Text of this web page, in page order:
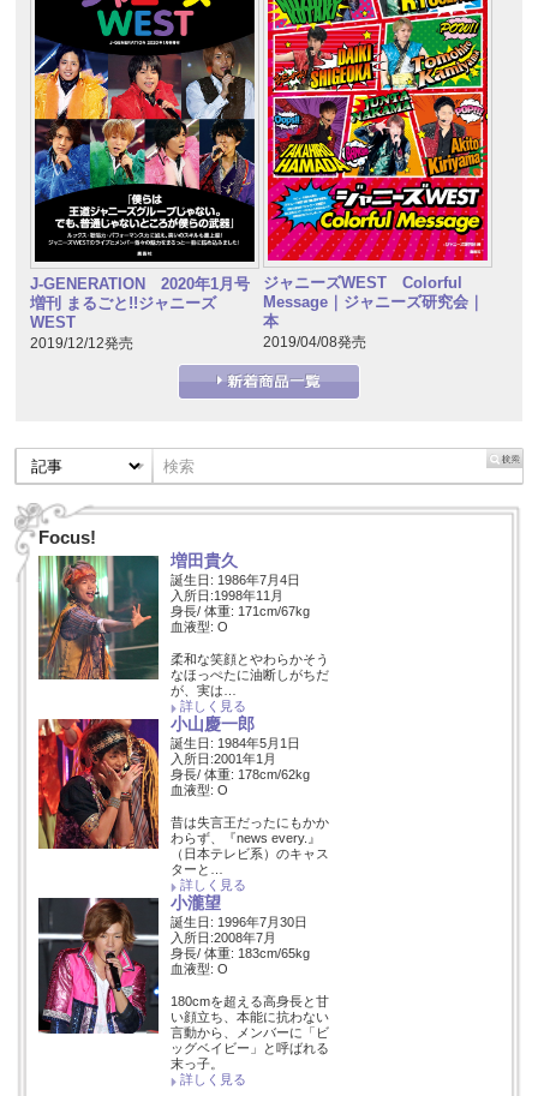
J-GENERATION 2020年1月号
増刊 まるごと!!ジャニーズ
WEST
2019/12/12発売
ジャニーズWEST Colorful
Message｜ジャニーズ研究会｜
本
2019/04/08発売
Focus!
増田貴久
誕生日: 1986年7月4日
入所日:1998年11月
身長/ 体重: 171cm/67kg
血液型: O
柔和な笑顔とやわらかそう
なほっぺたに油断しがちだ
が、実は…
詳しく見る
小山慶一郎
誕生日: 1984年5月1日
入所日:2001年1月
身長/ 体重: 178cm/62kg
血液型: O
昔は失言王だったにもかか
わらず、『news every.』
（日本テレビ系）のキャス
ターと…
詳しく見る
小瀧望
誕生日: 1996年7月30日
入所日:2008年7月
身長/ 体重: 183cm/65kg
血液型: O
180cmを超える高身長と甘
い顔立ち、本能に抗わない
言動から、メンバーに「ビ
ッグベイビー」と呼ばれる
末っ子。
詳しく見る